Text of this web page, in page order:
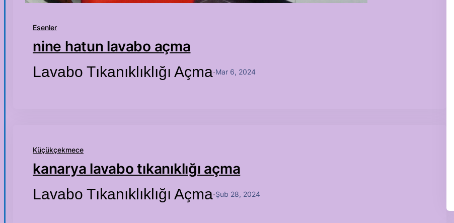
Esenler
nine hatun lavabo açma
Lavabo Tıkanıklıklığı Açma·Mar 6, 2024
Küçükçekmece
kanarya lavabo tıkanıklığı açma
Lavabo Tıkanıklıklığı Açma·Şub 28, 2024